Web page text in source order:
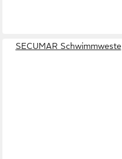
SECUMAR Schwimmweste